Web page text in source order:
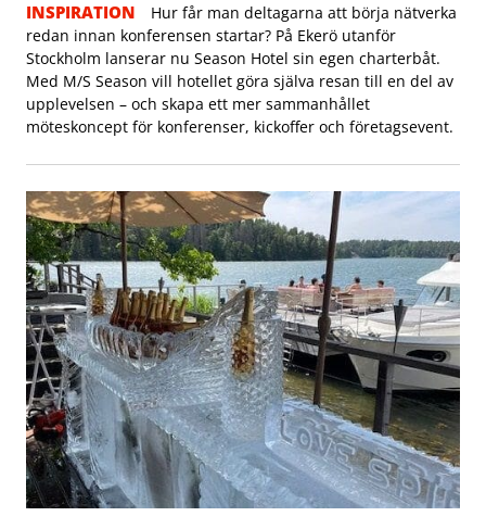
INSPIRATION
Hur får man deltagarna att börja nätverka
redan innan konferensen startar? På Ekerö utanför
Stockholm lanserar nu Season Hotel sin egen charterbåt.
Med M/S Season vill hotellet göra själva resan till en del av
upplevelsen – och skapa ett mer sammanhållet
möteskoncept för konferenser, kickoffer och företagsevent.